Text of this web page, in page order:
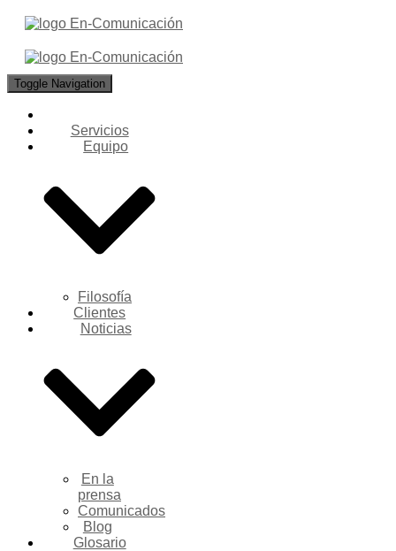
Toggle Navigation
Servicios
Equipo
Filosofía
Clientes
Noticias
En la
prensa
Comunicados
Blog
Glosario